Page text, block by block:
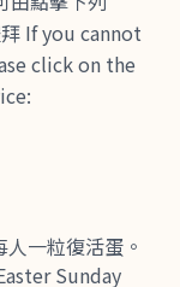
If you cannot
click on the
一粒復活蛋。
Sunday